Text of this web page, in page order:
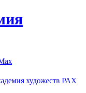
художеств РАХ